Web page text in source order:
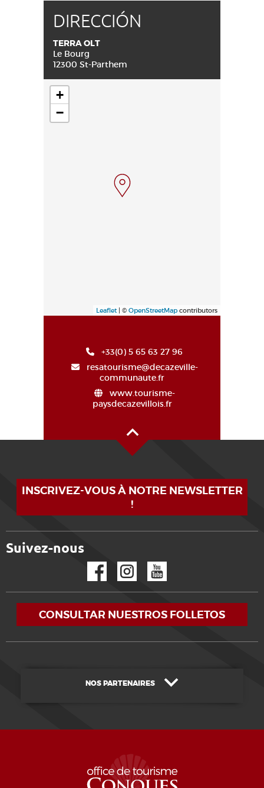
DIRECCIÓN
TERRA OLT
Le Bourg
12300 St-Parthem
+
−
Leaflet| © OpenStreetMap contributors
+33(0) 5 65 63 27 96
resatourisme@decazeville-
communaute.fr
www.tourisme-
paysdecazevillois.fr
INSCRIVEZ-VOUS À NOTRE NEWSLETTER
!
Suivez-nous
CONSULTAR NUESTROS FOLLETOS
NOS PARTENAIRES